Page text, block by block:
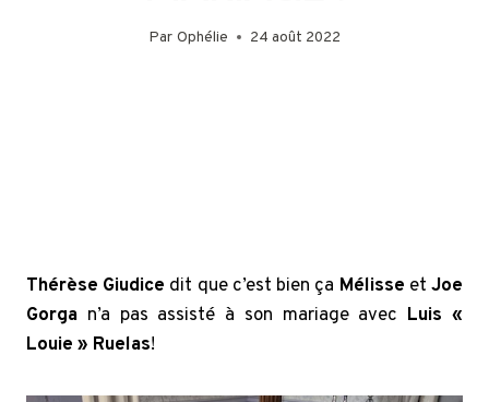
Par Ophélie 24 août 2022
Thérèse Giudice dit que c’est bien ça Mélisse etJoe
Gorga n’a pas assisté à son mariage avec Luis «
Louie » Ruelas!